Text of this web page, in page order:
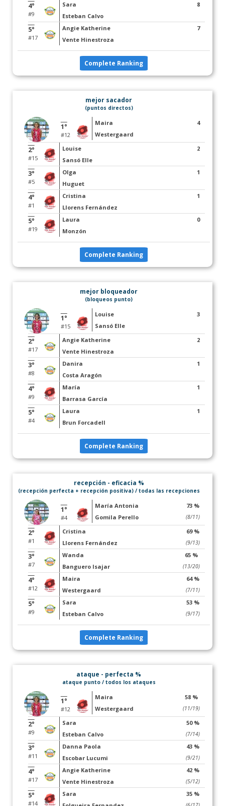
4°
#9
Sara
Esteban Calvo
8
5°
#17
Angie Katherine
Vente Hinestroza
7
Complete Ranking
mejor sacador
(puntos directos)
1°
#12
Maira
Westergaard
4
2°
#15
Louise
Sansó Elle
2
3°
#5
Olga
Huguet
1
4°
#1
Cristina
Llorens Fernández
1
5°
#19
Laura
Monzón
0
Complete Ranking
mejor bloqueador
(bloqueos punto)
1°
#15
Louise
Sansó Elle
3
2°
#17
Angie Katherine
Vente Hinestroza
2
3°
#8
Danira
Costa Aragón
1
4°
#9
María
Barrasa García
1
5°
#4
Laura
Brun Forcadell
1
Complete Ranking
recepción - eficacia %
(recepción perfecta + recepción positiva) / todas las recepciones
1°
#4
María Antonia
Gomila Perello
73 %
(8/11)
2°
#1
Cristina
Llorens Fernández
69 %
(9/13)
3°
#7
Wanda
Banguero Isajar
65 %
(13/20)
4°
#12
Maira
Westergaard
64 %
(7/11)
5°
#9
Sara
Esteban Calvo
53 %
(9/17)
Complete Ranking
ataque - perfecta %
ataque punto / todos los ataques
1°
#12
Maira
Westergaard
58 %
(11/19)
2°
#9
Sara
Esteban Calvo
50 %
(7/14)
3°
#11
Danna Paola
Escobar Lucumi
43 %
(9/21)
4°
#17
Angie Katherine
Vente Hinestroza
42 %
(5/12)
5°
#14
Sara
35 %